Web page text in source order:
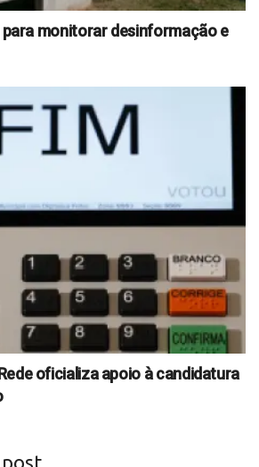
para monitorar desinformação e
oficializa apoio à candidatura